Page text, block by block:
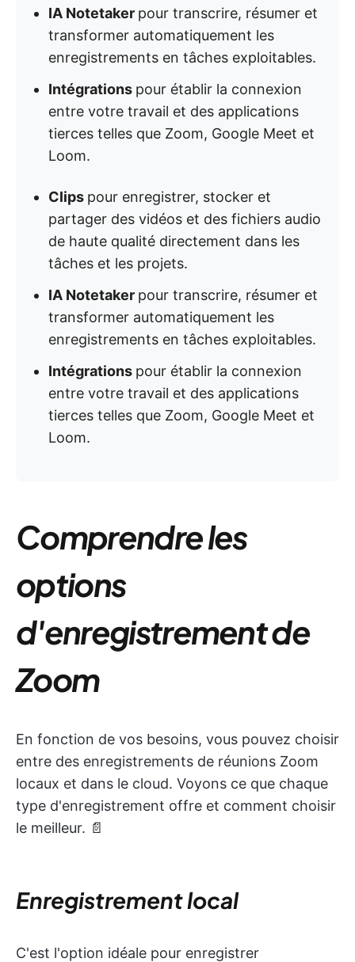
IA Notetaker pour transcrire, résumer et
transformer automatiquement les
enregistrements en tâches exploitables.
Intégrations pour établir la connexion
entre votre travail et des applications
tierces telles que Zoom, Google Meet et
Loom.
Clips pour enregistrer, stocker et
partager des vidéos et des fichiers audio
de haute qualité directement dans les
tâches et les projets.
IA Notetaker pour transcrire, résumer et
transformer automatiquement les
enregistrements en tâches exploitables.
Intégrations pour établir la connexion
entre votre travail et des applications
tierces telles que Zoom, Google Meet et
Loom.
Comprendre les
options
d'enregistrement de
Zoom
En fonction de vos besoins, vous pouvez choisir
entre des enregistrements de réunions Zoom
locaux et dans le cloud. Voyons ce que chaque
type d'enregistrement offre et comment choisir
le meilleur. 📄
Enregistrement local
C'est l'option idéale pour enregistrer